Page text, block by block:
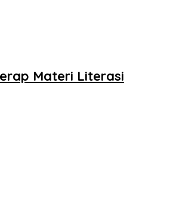
Materi Literasi